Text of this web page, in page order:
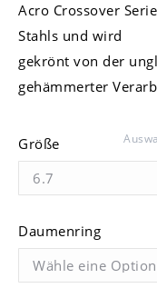
Acro Crossover
Stahls und wird
gekrönt von der
gehämmerter
Größe
Daumenring